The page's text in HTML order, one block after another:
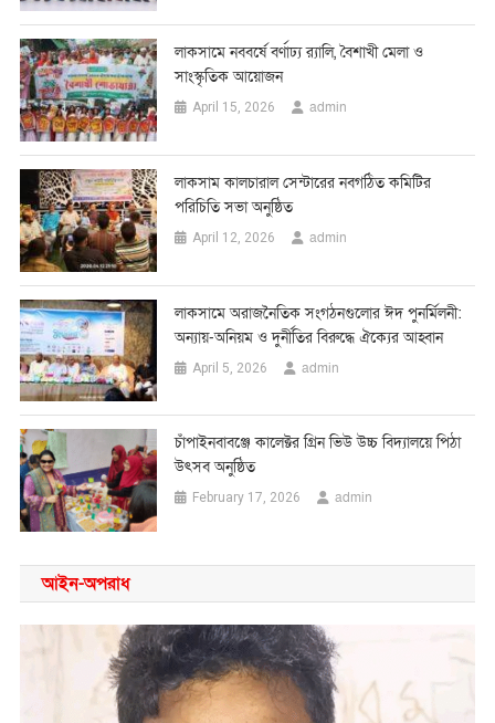
লাকসামে নববর্ষে বর্ণাঢ্য র‍্যালি, বৈশাখী মেলা ও
সাংস্কৃতিক আয়োজন
April 15, 2026 admin
লাকসাম কালচারাল সেন্টারের নবগঠিত কমিটির
পরিচিতি সভা অনুষ্ঠিত
April 12, 2026 admin
লাকসামে অরাজনৈতিক সংগঠনগুলোর ঈদ পুনর্মিলনী:
অন্যায়-অনিয়ম ও দুর্নীতির বিরুদ্ধে ঐক্যের আহ্বান
April 5, 2026 admin
চাঁপাইনবাবঞ্জে কালেক্টর গ্রিন ভিউ উচ্চ বিদ্যালয়ে পিঠা
উৎসব অনুষ্ঠিত
February 17, 2026 admin
আইন-অপরাধ